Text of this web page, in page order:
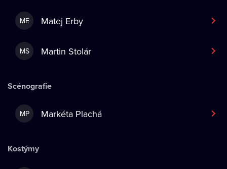
ME Matej Erby
MS Martin Stolár
Scénografie
MP Markéta Plachá
Kostýmy